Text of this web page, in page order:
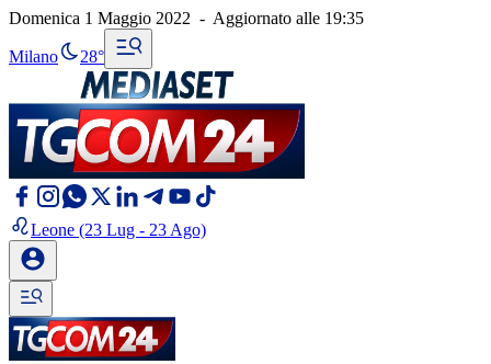
Domenica 1 Maggio 2022 - Aggiornato alle 19:35
Milano 28°
Leone (23 Lug - 23 Ago)